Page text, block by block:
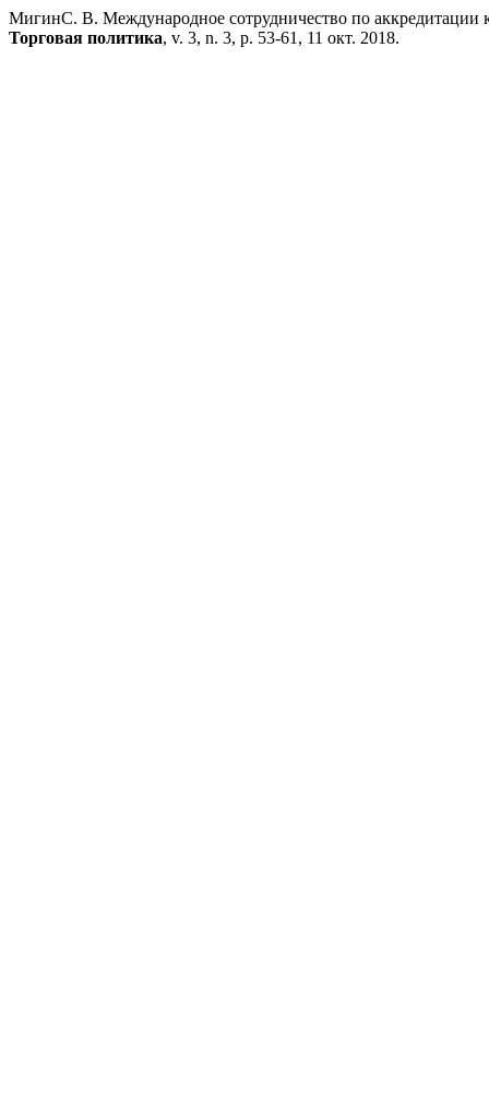
МигинС. В. Международное сотрудничество по аккредитации
Торговая политика, v. 3, n. 3, p. 53-61, 11 окт. 2018.